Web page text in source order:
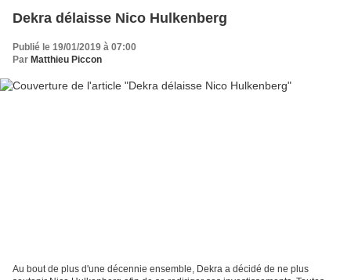
Dekra délaisse Nico Hulkenberg
Publié le 19/01/2019 à 07:00
Par Matthieu Piccon
Au bout de plus d'une décennie ensemble, Dekra a décidé de ne plus